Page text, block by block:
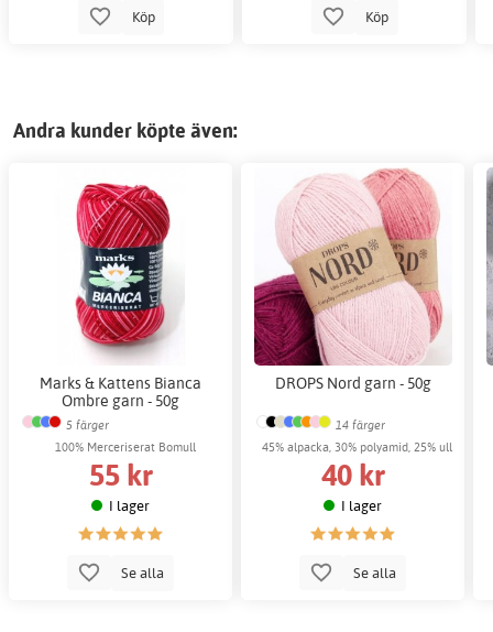
Köp Köp
Andra kunder köpte även:
Marks & Kattens Bianca
Ombre garn - 50g
5 färger
100% Merceriserat Bomull
55 kr
I lager
Se alla
DROPS Nord garn - 50g
14 färger
45% alpacka, 30% polyamid, 25% ull
40 kr
I lager
Se alla